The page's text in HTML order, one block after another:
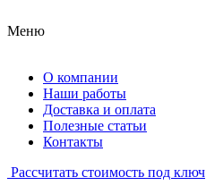
Меню
О компании
Наши работы
Доставка и оплата
Полезные статьи
Контакты
Рассчитать стоимость под ключ